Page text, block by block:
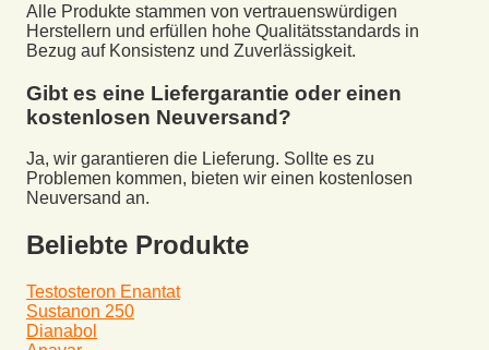
Alle Produkte stammen von vertrauenswürdigen
Herstellern und erfüllen hohe Qualitätsstandards in
Bezug auf Konsistenz und Zuverlässigkeit.
Gibt es eine Liefergarantie oder einen
kostenlosen Neuversand?
Ja, wir garantieren die Lieferung. Sollte es zu
Problemen kommen, bieten wir einen kostenlosen
Neuversand an.
Beliebte Produkte
Testosteron Enantat
Sustanon 250
Dianabol